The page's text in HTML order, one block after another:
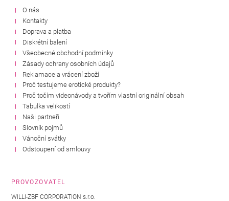
O nás
Kontakty
Doprava a platba
Diskrétní balení
Všeobecné obchodní podmínky
Zásady ochrany osobních údajů
Reklamace a vrácení zboží
Proč testujeme erotické produkty?
Proč točím videonávody a tvořím vlastní originální obsah
Tabulka velikostí
Naši partneři
Slovník pojmů
Vánoční svátky
Odstoupení od smlouvy
PROVOZOVATEL
WILLI-ZBF CORPORATION s.r.o.